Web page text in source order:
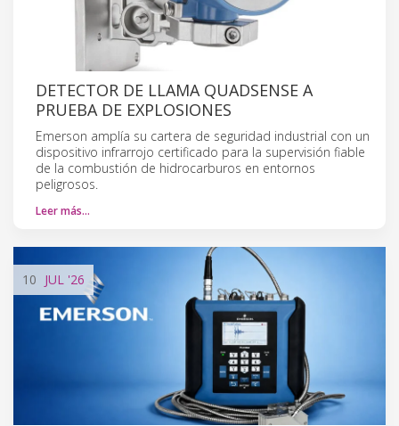
DETECTOR DE LLAMA QUADSENSE A
PRUEBA DE EXPLOSIONES
Emerson amplía su cartera de seguridad industrial con un
dispositivo infrarrojo certificado para la supervisión fiable
de la combustión de hidrocarburos en entornos
peligrosos.
Leer más…
10 JUL '26